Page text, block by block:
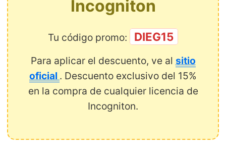
Incogniton
Tu código promo: DIEG15
Para aplicar el descuento, ve al sitio
oficial . Descuento exclusivo del 15%
en la compra de cualquier licencia de
Incogniton.